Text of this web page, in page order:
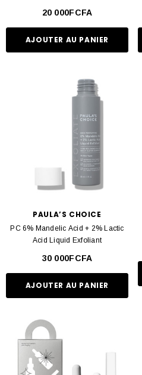
20 000FCFA
AJOUTER AU PANIER
PAULA’S CHOICE
PC 6% Mandelic Acid + 2% Lactic
Acid Liquid Exfoliant
30 000FCFA
AJOUTER AU PANIER